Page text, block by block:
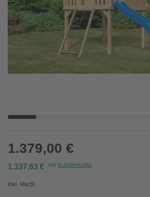
1.379,00 €
1.337,63 € mit Kundenkarte
Inkl. MwSt.